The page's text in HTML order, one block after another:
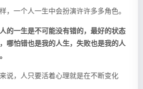
，一个人一生中会扮演许许多多角色。
的一生是不可能没有错的，最好的状态
哪怕错也是我的人生，失败也是我的人
说，人只要活着心理就是在不断变化